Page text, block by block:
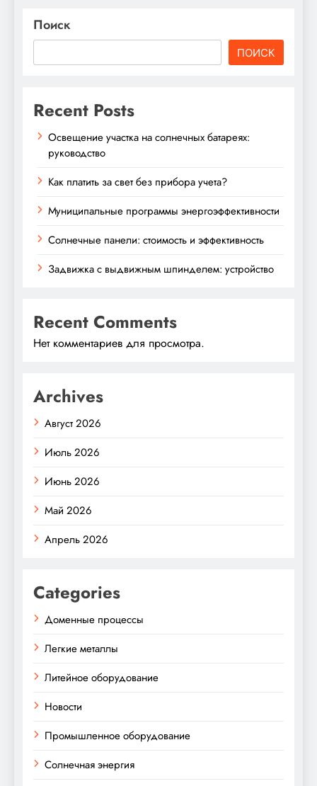
Поиск
ПОИСК
Recent Posts
Освещение участка на солнечных батареях:
руководство
Как платить за свет без прибора учета?
Муниципальные программы энергоэффективности
Солнечные панели: стоимость и эффективность
Задвижка с выдвижным шпинделем: устройство
Recent Comments
Нет комментариев для просмотра.
Archives
Август 2026
Июль 2026
Июнь 2026
Май 2026
Апрель 2026
Categories
Доменные процессы
Легкие металлы
Литейное оборудование
Новости
Промышленное оборудование
Солнечная энергия